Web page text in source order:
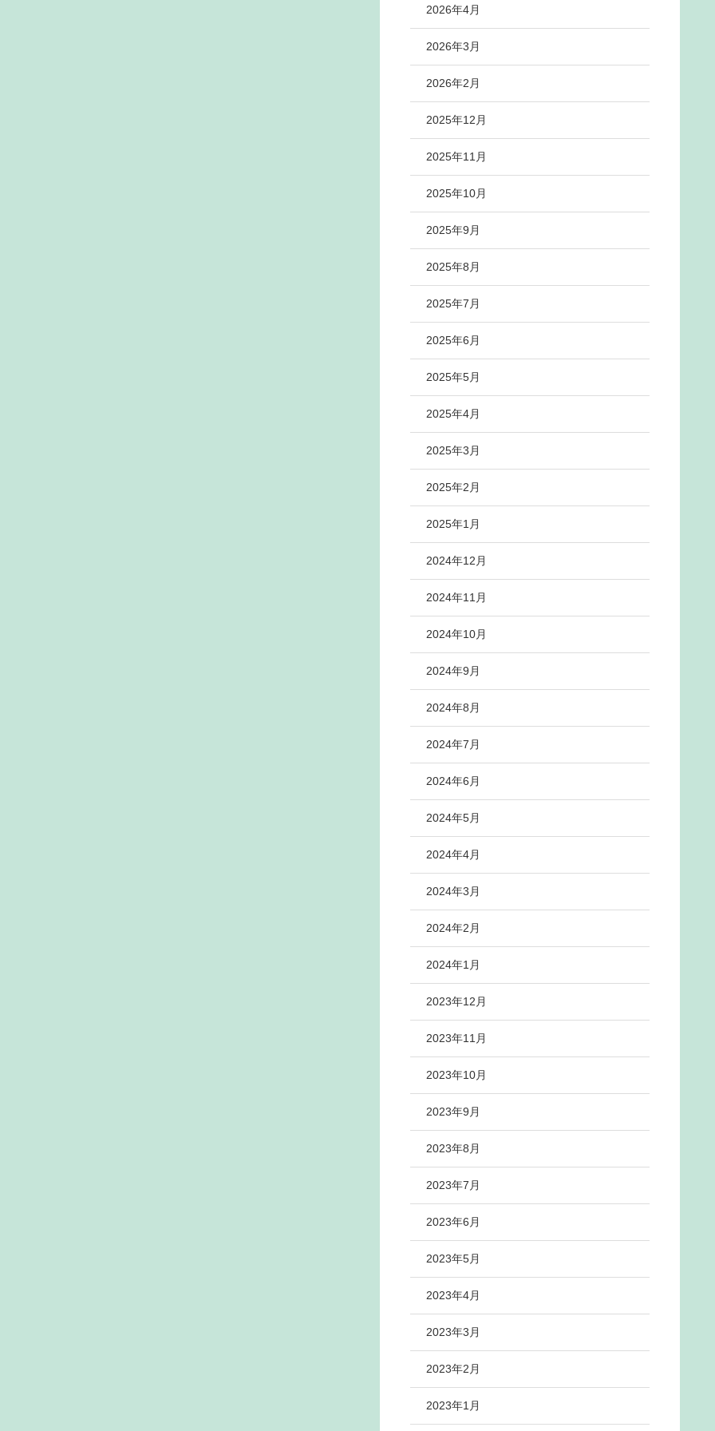
2026年4月
2026年3月
2026年2月
2025年12月
2025年11月
2025年10月
2025年9月
2025年8月
2025年7月
2025年6月
2025年5月
2025年4月
2025年3月
2025年2月
2025年1月
2024年12月
2024年11月
2024年10月
2024年9月
2024年8月
2024年7月
2024年6月
2024年5月
2024年4月
2024年3月
2024年2月
2024年1月
2023年12月
2023年11月
2023年10月
2023年9月
2023年8月
2023年7月
2023年6月
2023年5月
2023年4月
2023年3月
2023年2月
2023年1月